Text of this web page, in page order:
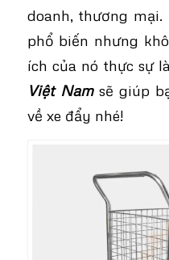
doanh, thương
phổ biến nhưng
ích của nó thực sự
Việt Namsẽ giúp
về xe đẩy nhé!